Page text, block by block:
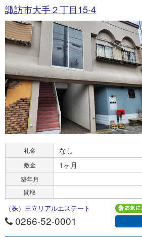
諏訪市大手２丁目15-4
礼金 なし
敷金 1ヶ月
築年月
間取
（株）三立リアルエステート
0266-52-0001